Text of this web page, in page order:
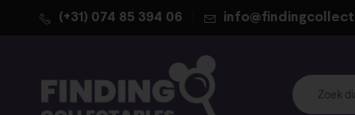
(+31) 074 85 394 06